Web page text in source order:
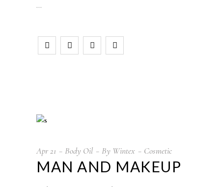
Apr21 Body Oil By Wintex Cosmetic
MAN AND MAKEUP